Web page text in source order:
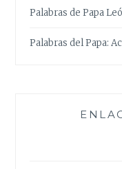
Palabras de Papa
Palabras del Papa: